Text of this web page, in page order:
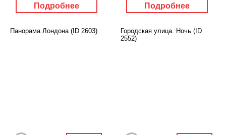
Подробнее Подробнее
Панорама Лондона (ID 2603)
Городская улица. Ночь (ID
2552)